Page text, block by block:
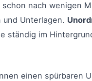
nach wenigen
Unterlagen.
ständig im
einen spürbaren